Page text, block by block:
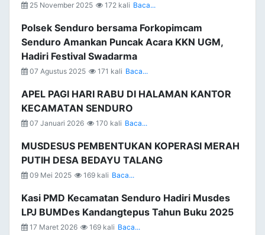
25 November 2025 172 kali Baca...
Polsek Senduro bersama Forkopimcam
Senduro Amankan Puncak Acara KKN UGM,
Hadiri Festival Swadarma
07 Agustus 2025 171 kali Baca...
APEL PAGI HARI RABU DI HALAMAN KANTOR
KECAMATAN SENDURO
07 Januari 2026 170 kali Baca...
MUSDESUS PEMBENTUKAN KOPERASI MERAH
PUTIH DESA BEDAYU TALANG
09 Mei 2025 169 kali Baca...
Kasi PMD Kecamatan Senduro Hadiri Musdes
LPJ BUMDes Kandangtepus Tahun Buku 2025
17 Maret 2026 169 kali Baca...